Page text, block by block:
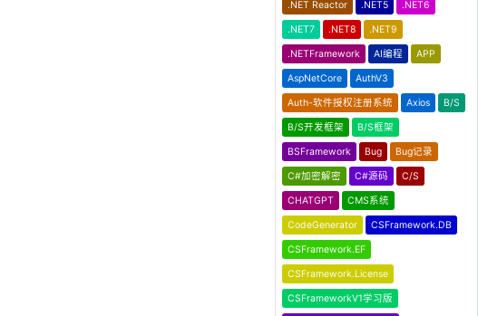
.NET Reactor .NET5 .NET6
.NET7 .NET8 .NET9
.NETFramework AI编程 APP
AspNetCore AuthV3
Auth-软件授权注册系统 Axios B/S
B/S开发框架 B/S框架
BSFramework Bug Bug记录
C#加密解密 C#源码 C/S
CHATGPT CMS系统
CodeGenerator CSFramework.DB
CSFramework.EF
CSFramework.License
CSFrameworkV1学习版